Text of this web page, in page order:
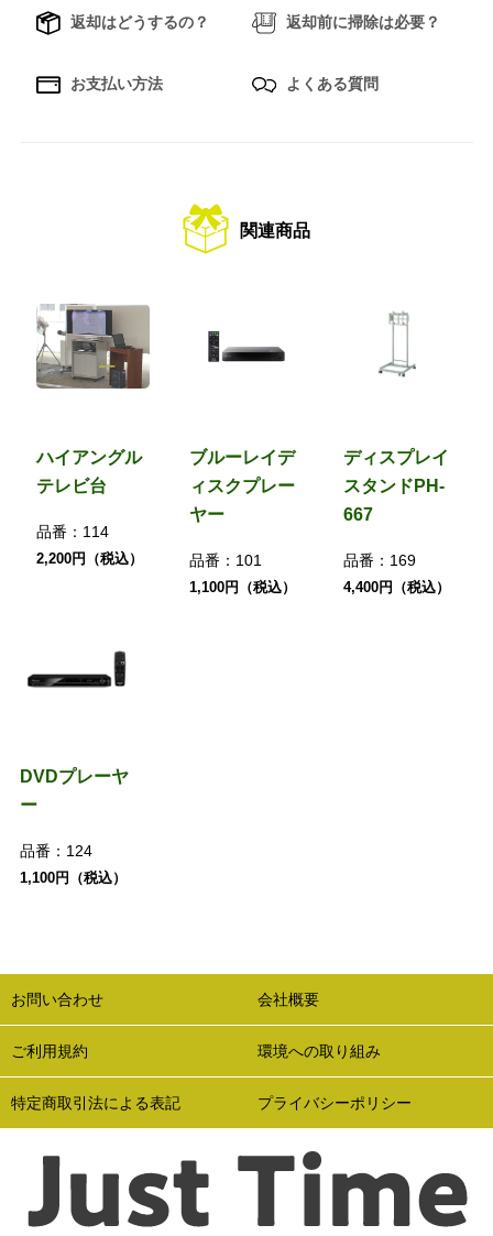
返却はどうするの？ 返却前に掃除は必要？
お支払い方法 よくある質問
関連商品
ハイアングル
テレビ台
品番： 114
2,200円（税込）
ブルーレイデ
ィスクプレー
ヤー
品番： 101
1,100円（税込）
ディスプレイ
スタンドPH-
667
品番： 169
4,400円（税込）
DVDプレーヤ
ー
品番： 124
1,100円（税込）
お問い合わせ 会社概要
ご利用規約 環境への取り組み
特定商取引法による表記 プライバシーポリシー